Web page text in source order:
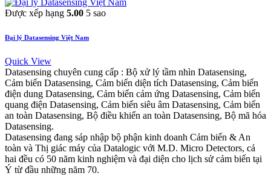
Được xếp hạng 5.00 5 sao
Đại lý Datasensing Việt Nam
Quick View
Datasensing chuyên cung cấp : Bộ xử lý tầm nhìn Datasensing,
Cảm biến Datasensing, Cảm biến diện tích Datasensing, Cảm biến
điện dung Datasensing, Cảm biến cảm ứng Datasensing, Cảm biến
quang điện Datasensing, Cảm biến siêu âm Datasensing, Cảm biến
an toàn Datasensing, Bộ điều khiển an toàn Datasensing, Bộ mã hóa
Datasensing.
Datasensing đang sáp nhập bộ phận kinh doanh Cảm biến & An
toàn và Thị giác máy của Datalogic với M.D. Micro Detectors, cả
hai đều có 50 năm kinh nghiệm và đại diện cho lịch sử cảm biến tại
Ý từ đầu những năm 70.